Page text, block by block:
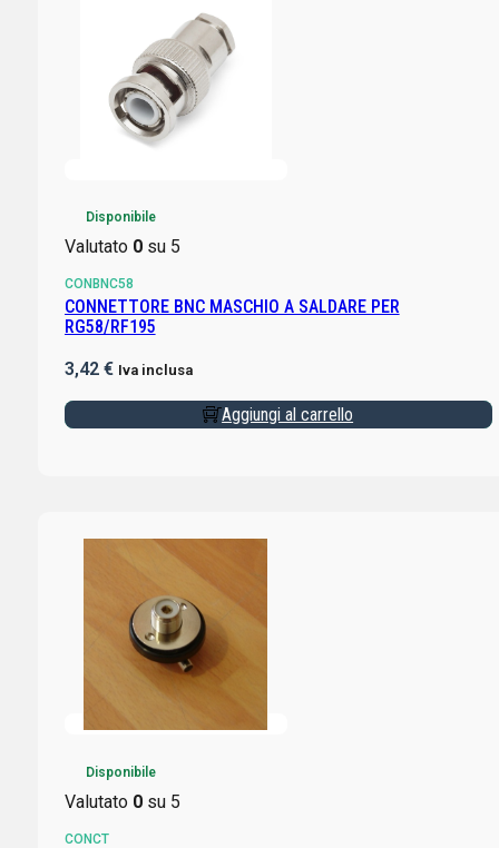
Disponibile
Valutato 0su 5
CONBNC58
CONNETTORE BNC MASCHIO A SALDARE PER
RG58/RF195
3,42 € Iva inclusa
Aggiungi al carrello
Disponibile
Valutato 0su 5
CONCT